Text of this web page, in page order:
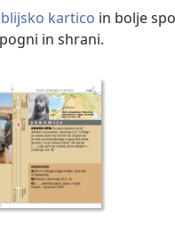
kartico in bolje
in shrani.